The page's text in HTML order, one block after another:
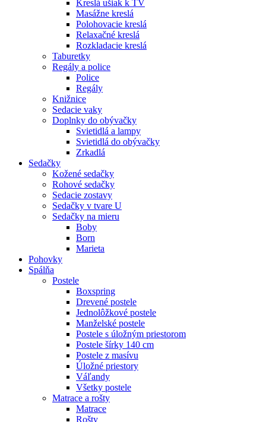
Kreslá ušiak k TV
Masážne kreslá
Polohovacie kreslá
Relaxačné kreslá
Rozkladacie kreslá
Taburetky
Regály a police
Police
Regály
Knižnice
Sedacie vaky
Doplnky do obývačky
Svietidlá a lampy
Svietidlá do obývačky
Zrkadlá
Sedačky
Kožené sedačky
Rohové sedačky
Sedacie zostavy
Sedačky v tvare U
Sedačky na mieru
Boby
Born
Marieta
Pohovky
Spálňa
Postele
Boxspring
Drevené postele
Jednolôžkové postele
Manželské postele
Postele s úložným priestorom
Postele šírky 140 cm
Postele z masívu
Úložné priestory
Váľandy
Všetky postele
Matrace a rošty
Matrace
Rošty